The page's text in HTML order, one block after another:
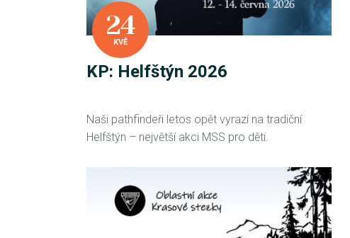
24
KVĚ
KP: Helfštýn 2026
Naši pathfindeři letos opět vyrazí na tradiční
Helfštýn – největší akci MSS pro děti.